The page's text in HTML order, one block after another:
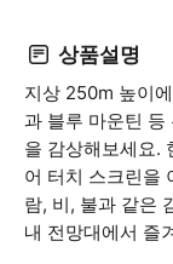
상품설명
지상 250m 높이
과 블루 마운틴
을 감상해보세요.
어 터치 스크린을
람, 비, 불과 같은
내 전망대에서 즐